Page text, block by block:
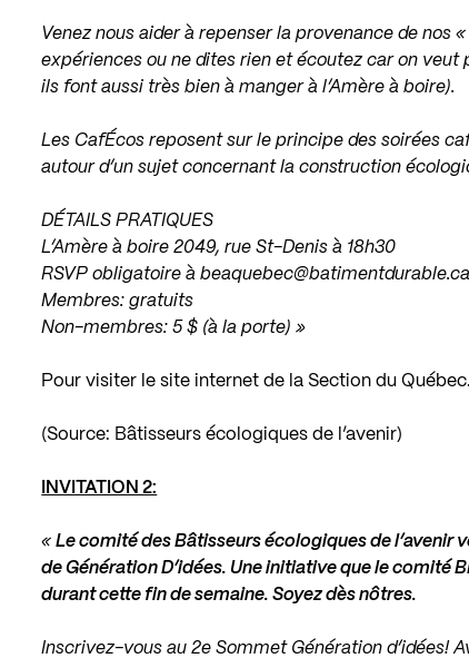
Venez nous aider à repenser la provenance de nos
expériences ou ne dites rien et écoutez car on veut
ils font aussi très bien à manger à l’Amère à boire).
Les CafÉcos reposent sur le principe des soirées
autour d’un sujet concernant la construction
DÉTAILS PRATIQUES
L’Amère à boire 2049, rue St-Denis à 18h30
RSVP obligatoire à beaquebec@batimentdurable.ca
Membres: gratuits
Non-membres: 5 $ (à la porte) »
Pour visiter le site internet de la Section du
(Source: Bâtisseurs écologiques de l’avenir)
INVITATION 2:
«Le comité des Bâtisseurs écologiques de
de Génération D’idées. Une initiative que le comité
durant cette fin de semaine. Soyez dès nôtres.
Inscrivez-vous au 2e Sommet Génération d’idées!